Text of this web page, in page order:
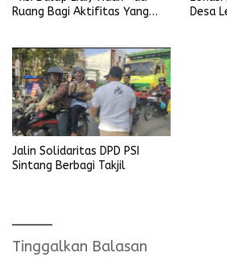
Ruang Bagi Aktifitas Yang
Desa
Jalin Solidaritas DPD PSI
Sintang Berbagi Takjil
Tinggalkan Balasan